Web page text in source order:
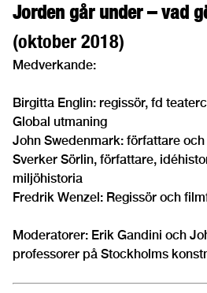
Jorden går under – vad
(oktober 2018)
Medverkande:
Birgitta Englin: regissör, fd
Global utmaning
John Swedenmark: författare
Sverker Sörlin, författare,
miljöhistoria
Fredrik Wenzel: Regissör och
Moderatorer: Erik Gandini och
professorer på Stockholms